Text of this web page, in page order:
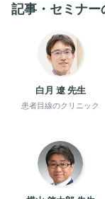
記事・セミナー
白月 遼 先生
患者目線のクリニック